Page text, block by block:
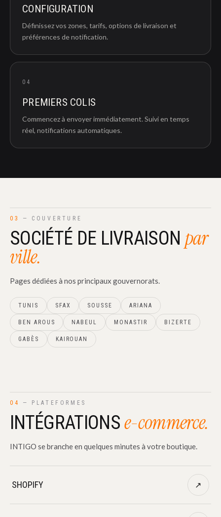
CONFIGURATION
Définissez vos zones, tarifs, options de livraison et
préférences de notification.
04
PREMIERS COLIS
Commencez à envoyer immédiatement. Suivi en temps
réel, notifications automatiques.
03 — COUVERTURE
SOCIÉTÉ DE LIVRAISON par
ville.
Pages dédiées à nos principaux gouvernorats.
TUNIS SFAX SOUSSE ARIANA
BEN AROUS NABEUL MONASTIR BIZERTE
GABÈS KAIROUAN
04 — PLATEFORMES
INTÉGRATIONSe-commerce.
INTIGO se branche en quelques minutes à votre boutique.
SHOPIFY ↗